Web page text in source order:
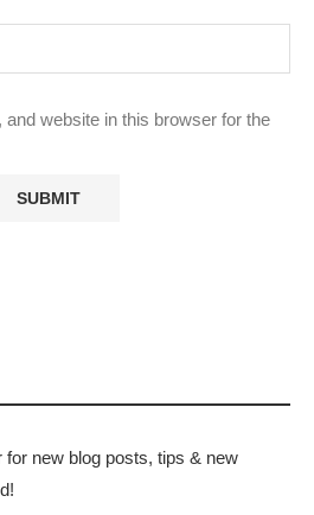
website in this browser for the
new blog posts, tips & new